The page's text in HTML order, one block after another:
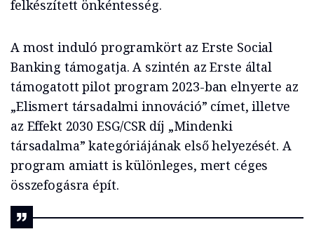
felkészített önkéntesség.
A most induló programkört az Erste Social
Banking támogatja. A szintén az Erste által
támogatott pilot program 2023-ban elnyerte az
„Elismert társadalmi innováció” címet, illetve
az Effekt 2030 ESG/CSR díj „Mindenki
társadalma” kategóriájának első helyezését. A
program amiatt is különleges, mert céges
összefogásra épít.